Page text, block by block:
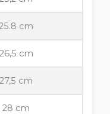
cm
26,5 cm
27,5 cm
28 cm